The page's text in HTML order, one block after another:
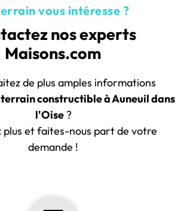
vous intéresse ?
nos experts
Maisons.com
de plus amples informations
terrain constructible à Auneuil dans
l'Oise?
plus et faites-nous part de votre
demande !